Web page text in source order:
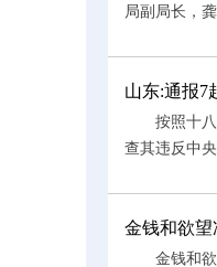
局副局长，
山东:通报7
按照十八届
查其违反中
金钱和欲望
金钱和欲